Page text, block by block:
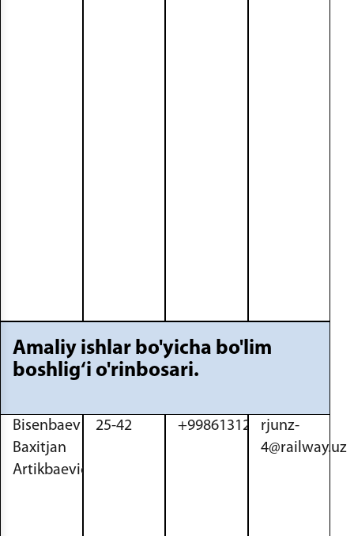
Amaliy ishlar bo'yicha bo'lim
boshlig‘i o'rinbosari.
Bisenbaev
Baxitjan
Artikbaevich.
25-42 +998613121843
rjunz-
4@railway.uz